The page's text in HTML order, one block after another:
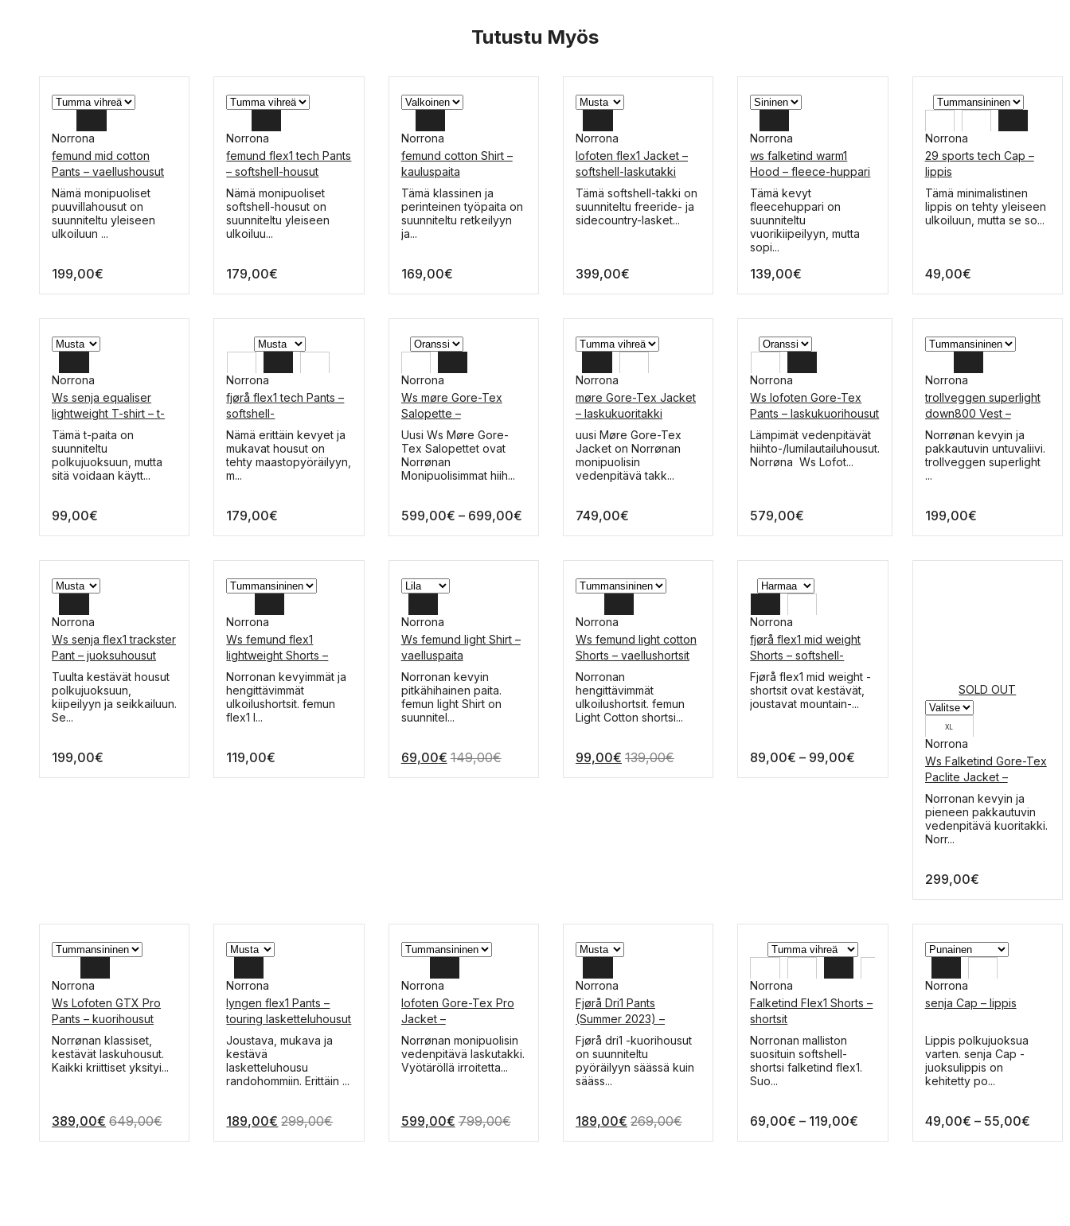
Tutustu Myös
XL
L
M
Norrona
femund mid cotton
Pants – vaellushousut
Nämä monipuoliset
puuvillahousut on
suunniteltu yleiseen
ulkoiluun ...
199,00€
XL
L
M
Norrona
femund flex1 tech Pants
– softshell-housut
Nämä monipuoliset
softshell-housut on
suunniteltu yleiseen
ulkoiluu...
179,00€
L
M
Norrona
femund cotton Shirt –
kauluspaita
Tämä klassinen ja
perinteinen työpaita on
suunniteltu retkeilyyn
ja...
169,00€
XL
L
M
Norrona
lofoten flex1 Jacket –
softshell-laskutakki
Tällä
tuotteella
on
tehdä
Tämä softshell-takki on
suunniteltu freeride- ja
sidecountry-lasket...
399,00€
M
S
Norrona
ws falketind warm1
Hood – fleece-huppari
Tällä
tuotteella
on
useampi
muunnelma.
tehdä
Tämä kevyt
fleecehuppari on
suunniteltu
vuorikiipeilyyn, mutta
sopi...
139,00€
L-XL
S-M
Norrona
29 sports tech Cap –
lippis
Tällä
tuotteella
on
tehdä
Tämä minimalistinen
lippis on tehty yleiseen
ulkoiluun, mutta se so...
49,00€
M
S
Norrona
Ws senja equaliser
lightweight T-shirt – t-
paita
Tällä
tuotteella
on
useampi
tehdä
Tämä t-paita on
suunniteltu
polkujuoksuun, mutta
sitä voidaan käytt...
99,00€
XL
L
M
Norrona
fjørå flex1 tech Pants –
softshell-
pyöräilyhousut
Tällä
tuotteella
on
useampi
tehdä
Nämä erittäin kevyet ja
mukavat housut on
tehty maastopyöräilyyn,
m...
179,00€
L
M
S
Norrona
Ws møre Gore-Tex
Salopette –
laskukuorihousut
Tällä
tuotteella
on
useampi
tehdä
Uusi Ws Møre Gore-
Tex Salopettet ovat
Norrønan
Monipuolisimmat hiih...
599,00€ – 699,00€Hintaluokka:
699,00€
XL
M
Norrona
møre Gore-Tex Jacket
– laskukuoritakki
Tällä
tuotteella
on
useampi
tehdä
uusi Møre Gore-Tex
Jacket on Norrønan
monipuolisin
vedenpitävä takk...
749,00€
L
M
Norrona
Ws lofoten Gore-Tex
Pants – laskukuorihousut
Tällä
tuotteella
on
tehdä
Lämpimät vedenpitävät
hiihto-/lumilautailuhousut.
Norrøna Ws Lofot...
579,00€
XL
M
Norrona
trollveggen superlight
down800 Vest –
untuvaliivi
Tällä
tuotteella
on
tehdä
Norrønan kevyin ja
pakkautuvin untuvaliivi.
trollveggen superlight
...
199,00€
L
M
S
Norrona
Ws senja flex1 trackster
Pant – juoksuhousut
Tällä
tuotteella
on
useampi
tehdä
Tuulta kestävät housut
polkujuoksuun,
kiipeilyyn ja seikkailuun.
Se...
199,00€
L
S
Norrona
Ws femund flex1
lightweight Shorts –
shortsit
Tällä
tuotteella
on
useampi
tehdä
Norronan kevyimmät ja
hengittävimmät
ulkoilushortsit. femun
flex1 l...
119,00€
L
S
Norrona
Ws femund light Shirt –
vaelluspaita
Tällä
tuotteella
on
useampi
tehdä
Norronan kevyin
pitkähihainen paita.
femun light Shirt on
suunnitel...
69,00€ 149,00€
L
S
Norrona
Ws femund light cotton
Shorts – vaellushortsit
Tällä
tuotteella
on
useampi
tehdä
Norronan
hengittävimmät
ulkoilushortsit. femun
Light Cotton shortsi...
99,00€ 139,00€
XL
L
M
Norrona
fjørå flex1 mid weight
Shorts – softshell-
shortsit
Tällä
tuotteella
on
tehdä
Fjørå flex1 mid weight -
shortsit ovat kestävät,
joustavat mountain-...
89,00€ – 99,00€ Hintaluokka:
SOLD OUT
XL
M
S
Norrona
Ws Falketind Gore-Tex
Paclite Jacket –
kuoritakki
Tällä
tuotteella
on
useampi
tehdä
Norronan kevyin ja
pieneen pakkautuvin
vedenpitävä kuoritakki.
Norr...
299,00€
L
S
Norrona
Ws Lofoten GTX Pro
Pants – kuorihousut
Tällä
tuotteella
on
tehdä
Norrønan klassiset,
kestävät laskuhousut.
Kaikki kriittiset yksityi...
389,00€ 649,00€
XL
M
S
Norrona
lyngen flex1 Pants –
touring lasketteluhousut
Tällä
tuotteella
on
useampi
tehdä
Joustava, mukava ja
kestävä
lasketteluhousu
randohommiin. Erittäin ...
189,00€ 299,00€
XXL
L
Norrona
lofoten Gore-Tex Pro
Jacket –
laskukuoritakki
Tällä
tuotteella
on
tehdä
Norrønan monipuolisin
vedenpitävä laskutakki.
Vyötäröllä irroitetta...
599,00€ 799,00€
XL
L
M
Norrona
Fjørå Dri1 Pants
(Summer 2023) –
kuorihousut
Tällä
tuotteella
on
useampi
tehdä
Fjørå dri1 -kuorihousut
on suunniteltu
pyöräilyyn säässä kuin
sääss...
189,00€ 269,00€
XL
M
Norrona
Falketind Flex1 Shorts –
shortsit
Tällä
tuotteella
on
useampi
tehdä
Norronan malliston
suosituin softshell-
shortsi falketind flex1.
Suo...
69,00€ – 119,00€ Hintaluokka:
OS
Norrona
senja Cap – lippis
Tällä
tuotteella
on
useampi
tehdä
Lippis polkujuoksua
varten. senja Cap -
juoksulippis on
kehitetty po...
49,00€ – 55,00€